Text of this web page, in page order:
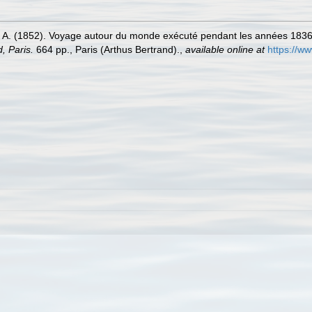
A. (1852). Voyage autour du monde exécuté pendant les années
Paris. 664 pp., Paris (Arthus Bertrand). available online at https://